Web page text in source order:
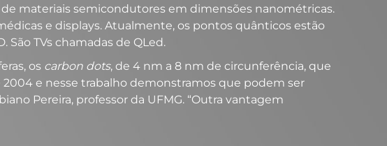
de materiais semicondutores em dimensões nanométricas.
e displays. Atualmente, os pontos quânticos estão
São TVs chamadas de QLed.
os carbon dots, de 4 nm a 8 nm de circunferência, que
e nesse trabalho demonstramos que podem ser
Pereira, professor da UFMG. “Outra vantagem